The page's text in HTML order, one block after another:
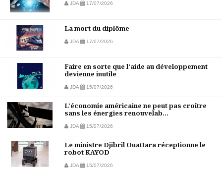
JDA 17/07/2026
La mort du diplôme
JDA 17/07/2026
Faire en sorte que l’aide au développement
devienne inutile
JDA 15/07/2026
L'économie américaine ne peut pas croître
sans les énergies renouvelab...
JDA 15/07/2026
Le ministre Djibril Ouattara réceptionne le
robot KAYOD
JDA 15/07/2026